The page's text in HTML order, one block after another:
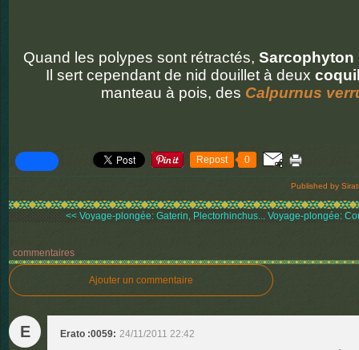
Quand les polypes sont rétractés, Sarcophyton
Il sert cependant de nid douillet à deux
manteau à pois, des Calpurnus
Repost 0
Published by
<< Voyage-plongée: Gaterin, Plectorhinchus... Voyage-plongée:
commentaires
Ajouter un commentaire
E Erato :0059: 24/11/2011 22:42